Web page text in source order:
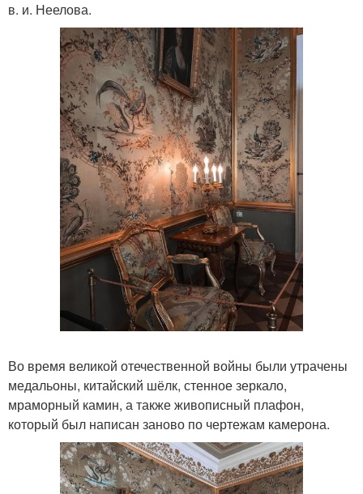
в. и. Неелова.
Во время великой отечественной войны были утрачены
медальоны, китайский шёлк, стенное зеркало,
мраморный камин, а также живописный плафон,
который был написан заново по чертежам камерона.